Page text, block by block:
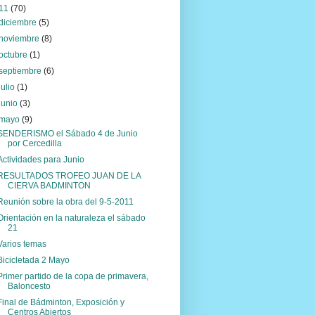
(70)
(5)
(8)
(1)
(6)
(1)
(3)
(9)
el Sábado 4 de Junio
por Cercedilla
para Junio
TROFEO JUAN DE LA
CIERVA BADMINTON
sobre la obra del 9-5-2011
en la naturaleza el sábado
21
temas
2 Mayo
partido de la copa de primavera,
Baloncesto
de Bádminton, Exposición y
Centros Abiertos